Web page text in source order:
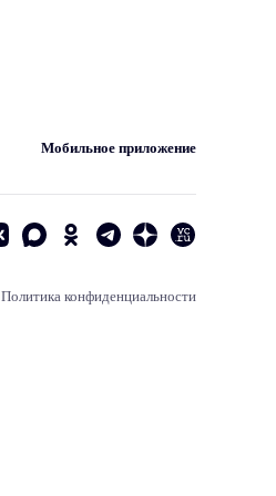
Мобильное приложение
Политика конфиденциальности